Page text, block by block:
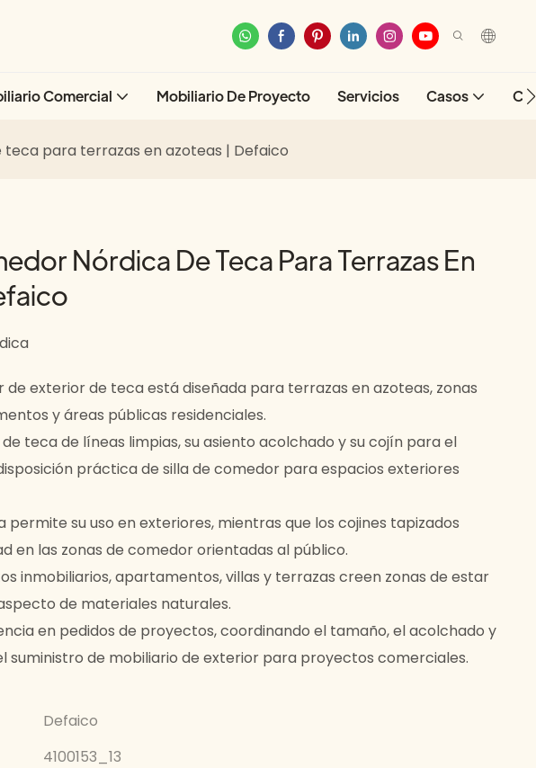
Comercial Mobiliario De Proyecto Servicios Casos
para terrazas en azoteas | Defaico
Nórdica De Teca Para Terrazas En
de exterior de teca está diseñada para terrazas en azoteas, zonas
y áreas públicas residenciales.
teca de líneas limpias, su asiento acolchado y su cojín para el
práctica de silla de comedor para espacios exteriores
permite su uso en exteriores, mientras que los cojines tapizados
en las zonas de comedor orientadas al público.
inmobiliarios, apartamentos, villas y terrazas creen zonas de estar
de materiales naturales.
en pedidos de proyectos, coordinando el tamaño, el acolchado y
suministro de mobiliario de exterior para proyectos comerciales.
Defaico
4100153_13